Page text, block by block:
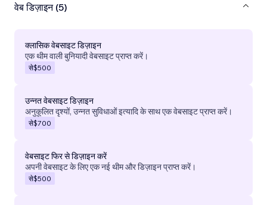
वेब डिज़ाइन (5)
क्लासिक वेबसाइट डिज़ाइन
एक थीम वाली बुनियादी वेबसाइट प्राप्त करें।
से$500
उन्नत वेबसाइट डिज़ाइन
अनुकूलित दृश्यों, उन्नत सुविधाओं इत्यादि के साथ एक वेबसाइट प्राप्त करें।
से$700
वेबसाइट फिर से डिज़ाइन करें
अपनी वेबसाइट के लिए एक नई थीम और डिज़ाइन प्राप्त करें।
से$500